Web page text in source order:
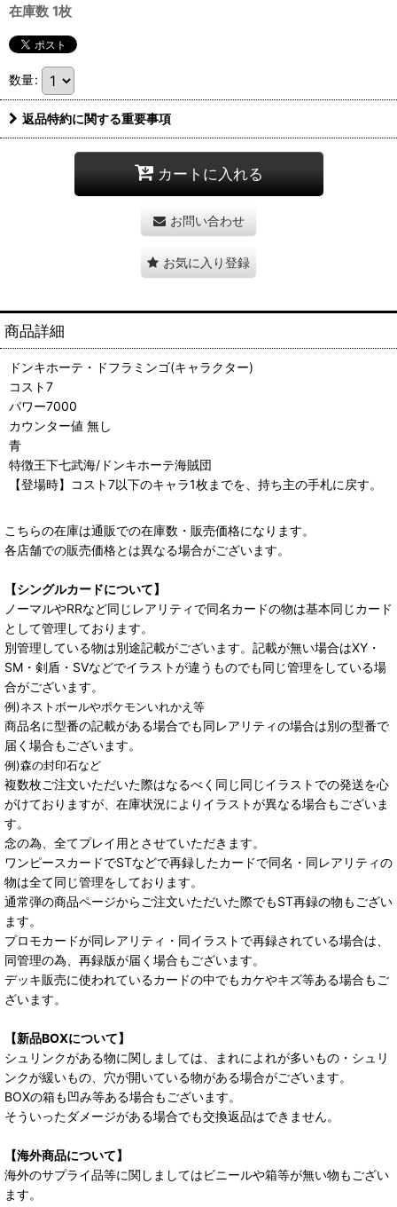
在庫数 1枚
数量:
返品特約に関する重要事項
カートに入れる
お問い合わせ
お気に入り登録
商品詳細
ドンキホーテ・ドフラミンゴ(キャラクター)
コスト7
パワー7000
カウンター値 無し
青
特徴王下七武海/ドンキホーテ海賊団
【登場時】コスト7以下のキャラ1枚までを、持ち主の手札に戻す。
こちらの在庫は通販での在庫数・販売価格になります。
各店舗での販売価格とは異なる場合がございます。
【シングルカードについて】
ノーマルやRRなど同じレアリティで同名カードの物は基本同じカード
として管理しております。
別管理している物は別途記載がございます。記載が無い場合はXY・
SM・剣盾・SVなどでイラストが違うものでも同じ管理をしている場
合がございます。
例)ネストボールやポケモンいれかえ等
商品名に型番の記載がある場合でも同レアリティの場合は別の型番で
届く場合もございます。
例)森の封印石など
複数枚ご注文いただいた際はなるべく同じ同じイラストでの発送を心
がけておりますが、在庫状況によりイラストが異なる場合もございま
す。
念の為、全てプレイ用とさせていただきます。
ワンピースカードでSTなどで再録したカードで同名・同レアリティの
物は全て同じ管理をしております。
通常弾の商品ページからご注文いただいた際でもST再録の物もござい
ます。
プロモカードが同レアリティ・同イラストで再録されている場合は、
同管理の為、再録版が届く場合もございます。
デッキ販売に使われているカードの中でもカケやキズ等ある場合もご
ざいます。
【新品BOXについて】
シュリンクがある物に関しましては、まれによれが多いもの・シュリ
ンクが緩いもの、穴が開いている物がある場合がございます。
BOXの箱も凹み等ある場合もございます。
そういったダメージがある場合でも交換返品はできません。
【海外商品について】
海外のサプライ品等に関しましてはビニールや箱等が無い物もござい
ます。